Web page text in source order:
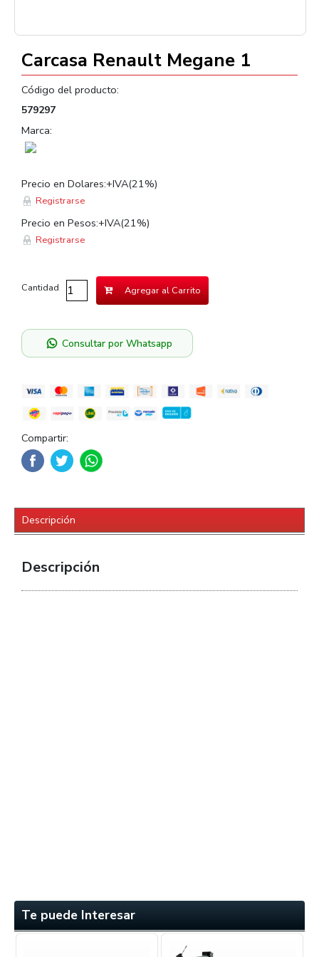
Carcasa Renault Megane 1
Código del producto:
579297
Marca:
Precio en Dolares:+IVA(21%)
Registrarse
Precio en Pesos:+IVA(21%)
Registrarse
Cantidad Agregar al Carrito
Consultar por Whatsapp
Compartir:
Descripción
Descripción
Te puede Interesar